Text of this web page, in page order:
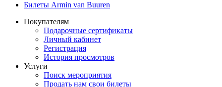
Билеты Armin van Buuren
Покупателям
Подарочные сертификаты
Личный кабинет
Регистрация
История просмотров
Услуги
Поиск мероприятия
Продать нам свои билеты